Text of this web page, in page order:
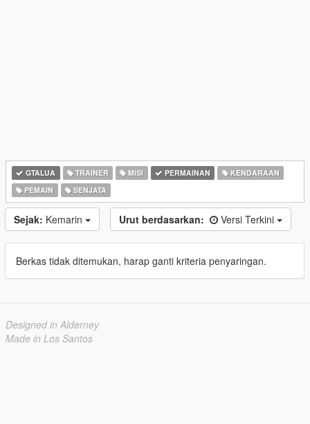
GTALUA TRAINER MISI PERMAINAN
KENDARAAN
PEMAIN
SENJATA
Sejak: Kemarin Urut berdasarkan: Versi Terkini
Berkas tidak ditemukan, harap ganti kriteria penyaringan.
Designed in Alderney
Made in Los Santos